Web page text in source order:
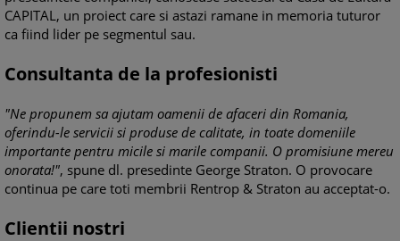
CAPITAL, un proiect care si astazi ramane in memoria tuturor
ca fiind lider pe segmentul sau.
Consultanta de la profesionisti
"Ne propunem sa ajutam oamenii de afaceri din Romania,
oferindu-le servicii si produse de calitate, in toate domeniile
importante pentru micile si marile companii. O promisiune mereu
onorata!", spune dl. presedinte George Straton. O provocare
continua pe care toti membrii Rentrop & Straton au acceptat-o.
Clientii nostri